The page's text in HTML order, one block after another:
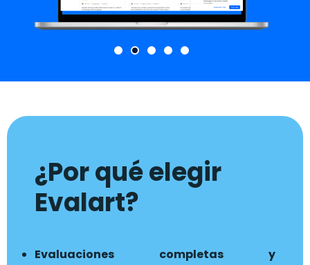
¿Por qué elegir
Evalart?
Evaluaciones completas y